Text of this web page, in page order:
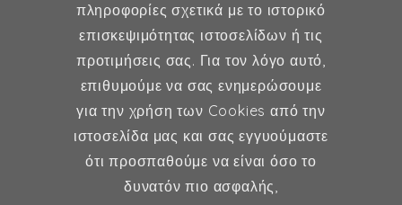
Επικοινωνία
Κερασούντος 5, Αθήνα 115 28
(30) 211 42 33 309
πληροφορίες σχετικά με το ιστορικό
επισκεψιμότητας ιστοσελίδων ή τις
προτιμήσεις σας. Για τον λόγο αυτό,
επιθυμούμε να σας ενημερώσουμε
για την χρήση των Cookies από την
ιστοσελίδα μας και σας εγγυούμαστε
ότι προσπαθούμε να είναι όσο το
δυνατόν πιο ασφαλής,